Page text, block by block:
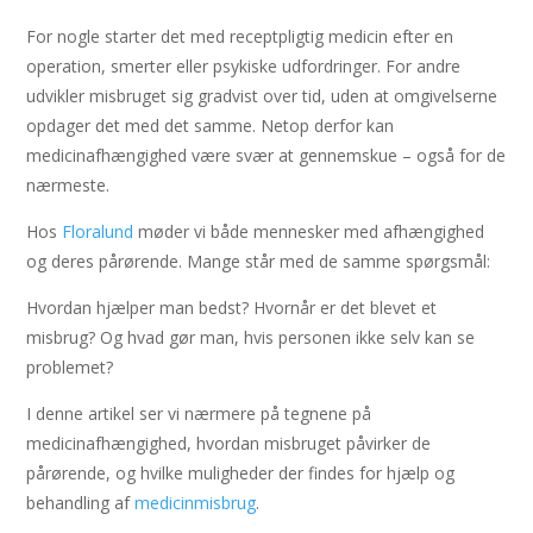
For nogle starter det med receptpligtig medicin efter en
operation, smerter eller psykiske udfordringer. For andre
udvikler misbruget sig gradvist over tid, uden at omgivelserne
opdager det med det samme. Netop derfor kan
medicinafhængighed være svær at gennemskue – også for de
nærmeste.
Hos Floralund møder vi både mennesker med afhængighed
og deres pårørende. Mange står med de samme spørgsmål:
Hvordan hjælper man bedst? Hvornår er det blevet et
misbrug? Og hvad gør man, hvis personen ikke selv kan se
problemet?
I denne artikel ser vi nærmere på tegnene på
medicinafhængighed, hvordan misbruget påvirker de
pårørende, og hvilke muligheder der findes for hjælp og
behandling af medicinmisbrug.